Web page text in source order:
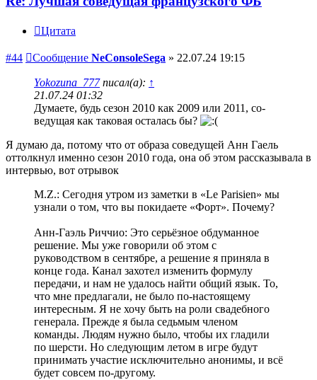
Цитата
#44 Сообщение NeConsoleSega » 22.07.24 19:15
Yokozuna_777писал(а): ↑
21.07.24 01:32
Думаете, будь сезон 2010 как 2009 или 2011, со-
ведущая как таковая осталась бы?
Я думаю да, потому что от образа соведущей Анн Гаель
оттолкнул именно сезон 2010 года, она об этом рассказывала в
интервью, вот отрывок
M.Z.: Сегодня утром из заметки в «Le Parisien» мы
узнали о том, что вы покидаете «Форт». Почему?
Анн-Гаэль Риччио: Это серьёзное обдуманное
решение. Мы уже говорили об этом с
руководством в сентябре, а решение я приняла в
конце года. Канал захотел изменить формулу
передачи, и нам не удалось найти общий язык. То,
что мне предлагали, не было по-настоящему
интересным. Я не хочу быть на роли свадебного
генерала. Прежде я была седьмым членом
команды. Людям нужно было, чтобы их гладили
по шерсти. Но следующим летом в игре будут
принимать участие исключительно анонимы, и всё
будет совсем по-другому.